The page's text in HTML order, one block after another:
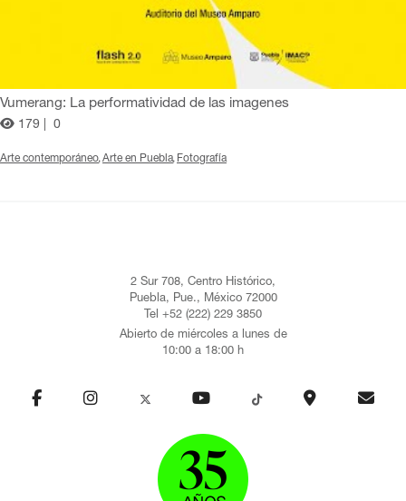
Vumerang: La performatividad de las imagenes
179 | 0
Arte contemporáneo Arte en Puebla Fotografía
2 Sur 708, Centro Histórico,
Puebla, Pue., México 72000
Tel +52 (222) 229 3850
Abierto de miércoles a lunes de
10:00 a 18:00 h